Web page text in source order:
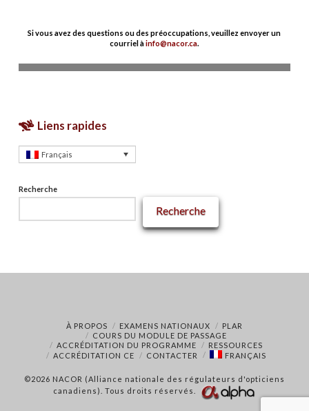
Si vous avez des questions ou des préoccupations, veuillez envoyer un
courriel àinfo@nacor.ca.
Liens rapides
Français
Recherche
Recherche
À PROPOS EXAMENS NATIONAUX
PLAR
COURS DU MODULE DE PASSAGE
ACCRÉDITATION DU PROGRAMME
RESSOURCES
ACCRÉDITATION CE
CONTACTER FRANÇAIS
©2026 NACOR (Alliance nationale des régulateurs d'opticiens
canadiens). Tous droits réservés.